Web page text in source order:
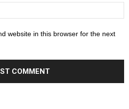
website in this browser for the next